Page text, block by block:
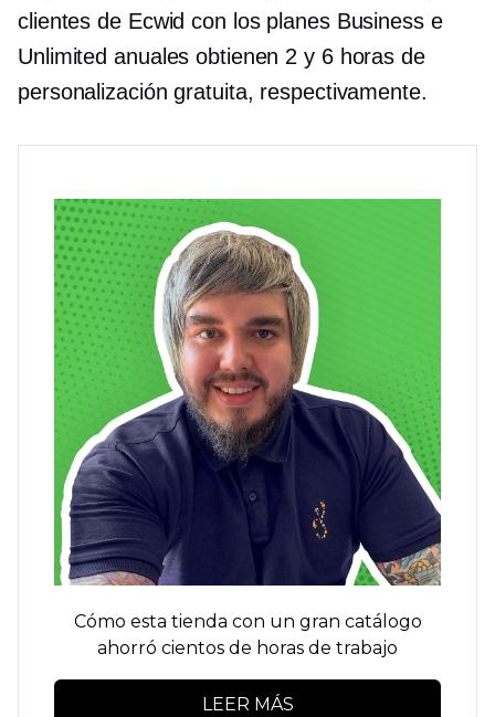
clientes de Ecwid con los planes Business e
Unlimited anuales obtienen 2 y 6 horas de
personalización gratuita, respectivamente.
Cómo esta tienda con un gran catálogo
ahorró cientos de horas de trabajo
LEER MÁS